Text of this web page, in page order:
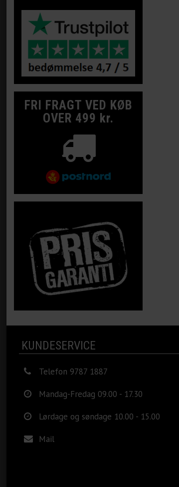
FRI FRAGT VED KØB
OVER 499 kr.
KUNDESERVICE
Telefon 9787 1887
Mandag-Fredag 09.00 - 17.30
Lørdage og søndage 10.00 - 15.00
Mail